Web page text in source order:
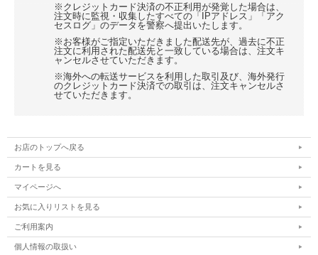
※クレジットカード決済の不正利用が発覚した場合は、
注文時に監視・収集したすべての「IPアドレス」「アク
セスログ」のデータを警察へ提出いたします。
※お客様がご指定いただきました配送先が、過去に不正
注文に利用された配送先と一致している場合は、注文キ
ャンセルさせていただきます。
※海外への転送サービスを利用した取引及び、海外発行
のクレジットカード決済での取引は、注文キャンセルさ
せていただきます。
お店のトップへ戻る
カートを見る
マイページへ
お気に入りリストを見る
ご利用案内
個人情報の取扱い